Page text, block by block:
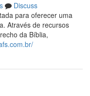
Discuss
para oferecer uma
Através de recursos
da Bíblia,